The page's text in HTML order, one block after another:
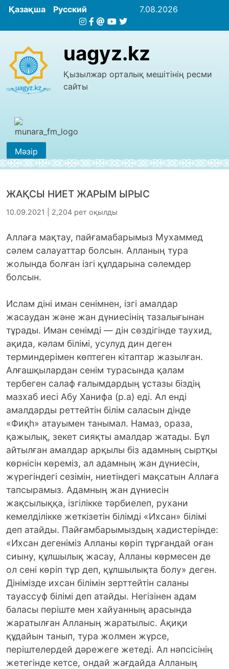
Қазақша Русский 7.08.2026
uagyz.kz
Қызылжар орталық мешітінің ресми
сайты
Мәзір
ЖАҚСЫ НИЕТ ЖАРЫМ ЫРЫС
10.09.2021 | 2,204 рет оқылды
Аллаға мақтау, пайғамабарымыз Мухаммед
сәлем салауаттар болсын. Алланың тура
жолында болған ізгі құлдарына сәлемдер
болсын.
Ислам діні иман сенімнен, ізгі амалдар
жасаудан және жан дүниесінің тазалығынан
тұрады. Иман сенімді — дін сөздігінде таухид,
ақида, кәлам білімі, усулуд дин деген
терминдерімен көптеген кітаптар жазылған.
Алғашқылардан сенім турасында қалам
тербеген салаф ғалымдардың ұстазы біздің
мазхаб иесі Абу Ханифа (р.а) еді. Ал енді
амалдарды реттейтін білім саласын дінде
«Фиқһ» атауымен танымал. Намаз, ораза,
қажылық, зекет сияқты амалдар жатады. Бұл
айтылған амалдар арқылы біз адамның сыртқы
көрнісін көреміз, ал адамның жан дүниесін,
жүрегіндегі сезімін, ниетіндегі мақсатын Аллаға
тапсырамыз. Адамның жан дүниесін
жақсылыққа, ізгілікке тәрбиелеп, рухани
кемелділікке жеткізетін білімді «Ихсан» білімі
деп атайды. Пайғамбарымыздың хадистерінде:
«Ихсан дегеніміз Алланы көріп тұрғандай оған
сиыну, құлшылық жасау, Алланы көрмесен де
ол сені көріп тұр деп, құлшылықта болу» деген.
Дінімізде ихсан білімін зерттейтін саланы
тауассуф білімі деп атайды. Негізінен адам
баласы періште мен хайуанның арасында
жаратылған Алланың жаратылыс. Ақиқи
құдайын танып, тура жолмен жүрсе,
періштелердей дәрежеге жетеді. Ал нәпсісінің
жетегінде кетсе, ондай жағдайда Алланың